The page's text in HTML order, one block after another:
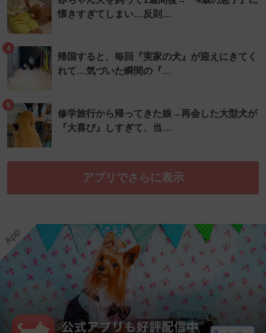
懐きすぎてしまい…反則…
4
帰国すると、毎回『実家の犬』が迎えにきてく
れて…気づいた瞬間の『…
5
修学旅行から帰ってきた娘→再会した大型犬が
『大喜び』しすぎて、当…
アプリでさらに表示